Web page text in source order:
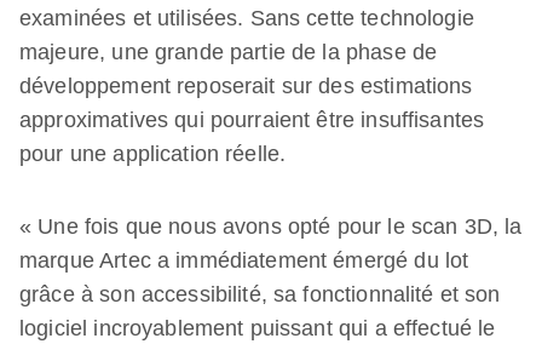
examinées et utilisées. Sans cette technologie
majeure, une grande partie de la phase de
développement reposerait sur des estimations
approximatives qui pourraient être insuffisantes
pour une application réelle.
« Une fois que nous avons opté pour le scan 3D, la
marque Artec a immédiatement émergé du lot
grâce à son accessibilité, sa fonctionnalité et son
logiciel incroyablement puissant qui a effectué le